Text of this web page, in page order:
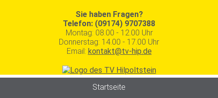
Sie haben Fragen?
Telefon: (09174) 9707388
Montag: 08.00 - 12.00 Uhr
Donnerstag: 14.00 - 17.00 Uhr
Email: kontakt@tv-hip.de
Startseite